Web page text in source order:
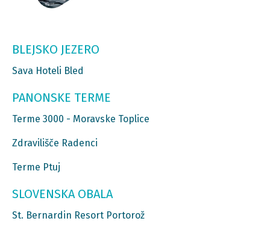
BLEJSKO JEZERO
Sava Hoteli Bled
PANONSKE TERME
Terme 3000 - Moravske Toplice
Zdravilišče Radenci
Terme Ptuj
SLOVENSKA OBALA
St. Bernardin Resort Portorož